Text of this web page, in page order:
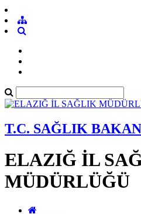
T.C. SAĞLIK
ELAZIĞ İL
MÜDÜRLÜĞÜ